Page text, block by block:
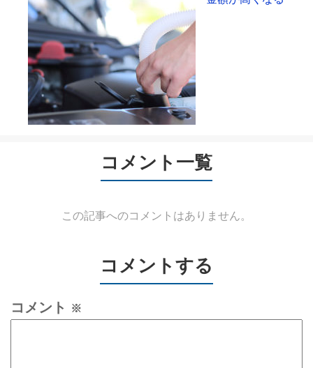
コメント一覧
この記事へのコメントはありません。
コメントする
コメント ※